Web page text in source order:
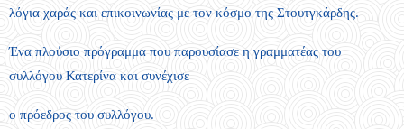
λόγια χαράς και επικοινωνίας με τον κόσμο της Στουτγκάρδης.
Ένα πλούσιο πρόγραμμα που παρουσίασε η γραμματέας του
συλλόγου Κατερίνα και συνέχισε
ο πρόεδρος του συλλόγου.